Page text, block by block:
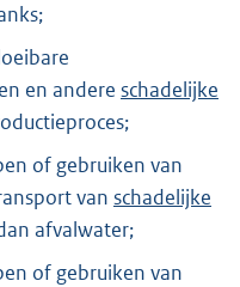
en andere schadelijke
of gebruiken van
van schadelijke
afvalwater;
of gebruiken van